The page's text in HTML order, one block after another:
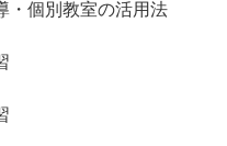
・個別教室の活用法